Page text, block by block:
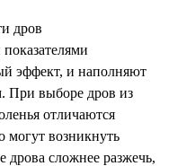
дров
эффект, и наполняют
При выборе дров из
отличаются
могут возникнуть
сложнее разжечь,